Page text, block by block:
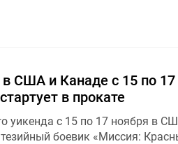
США и Канаде с 15 по 17
в прокате
уикенда с 15 по 17 ноября в
боевик «Миссия: